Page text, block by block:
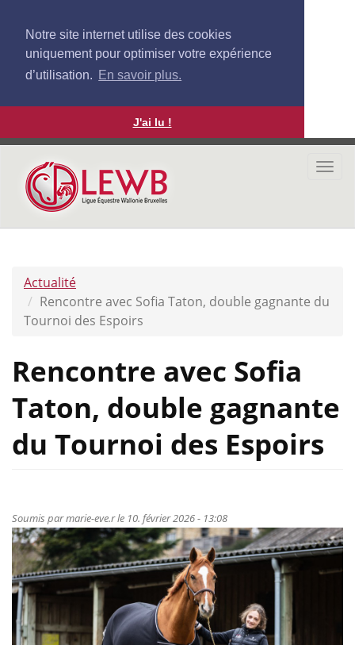
Notre site internet utilise des cookies
uniquement pour optimiser votre expérience
d’utilisation. En savoir plus.
J'ai lu !
Aller
contenu
principal
Actualité
Rencontre avec Sofia Taton, double gagnante du
Tournoi des Espoirs
Rencontre avec Sofia
Taton, double gagnante
du Tournoi des Espoirs
Soumis parmarie-eve.rle 10. février 2026 - 13:08